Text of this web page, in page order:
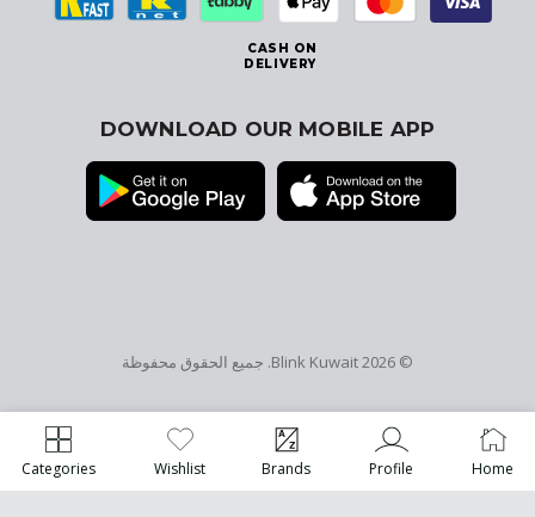
CASH ON
DELIVERY
DOWNLOAD OUR MOBILE APP
© 2026
Blink Kuwait. جميع الحقوق محفوظة
Home
Profile
Brands
Wishlist
Categories